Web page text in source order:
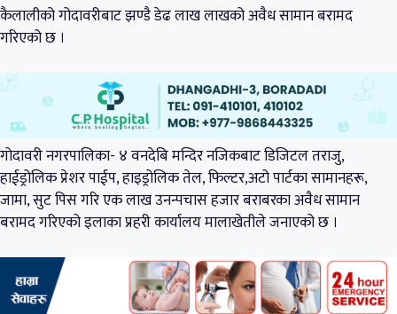
कैलालीको गोदावरीबाट झण्डै डेढ लाख लाखको अवैध सामान बरामद
गरिएको छ ।
गोदावरी नगरपालिका- ४ वनदेबि मन्दिर नजिकबाट डिजिटल तराजु,
हाईड्रोलिक प्रेशर पाईप, हाइड्रोलिक तेल, फिल्टर,अटो पार्टका सामानहरू,
जामा, सुट पिस गरि एक लाख उनन्पचास हजार बराबरका अवैध सामान
बरामद गरिएको इलाका प्रहरी कार्यालय मालाखेतीले जनाएको छ ।